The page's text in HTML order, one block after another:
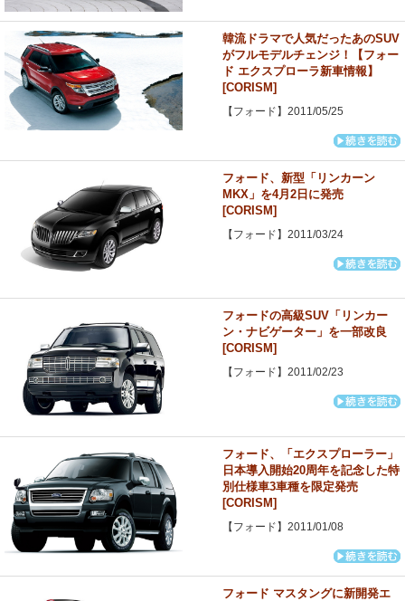
韓流ドラマで人気だったあのSUV
がフルモデルチェンジ！【フォー
ド エクスプローラ新車情報】
[CORISM]
【フォード】2011/05/25
フォード、新型「リンカーン
MKX」を4月2日に発売
[CORISM]
【フォード】2011/03/24
フォードの高級SUV「リンカー
ン・ナビゲーター」を一部改良
[CORISM]
【フォード】2011/02/23
フォード、「エクスプローラー」
日本導入開始20周年を記念した特
別仕様車3車種を限定発売
[CORISM]
【フォード】2011/01/08
フォード マスタングに新開発エ